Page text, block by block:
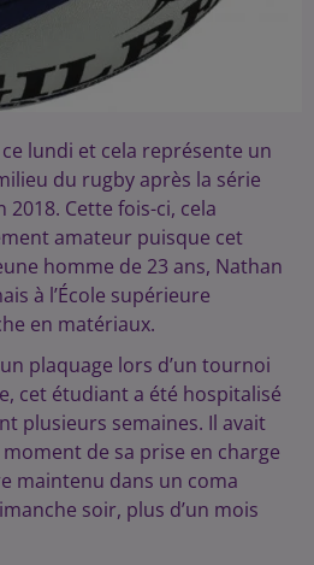
lundi et cela représente un
du rugby après la série
2018. Cette fois-ci, cela
amateur puisque cet
homme de 23 ans, Nathan
à l’École supérieure
en matériaux.
plaquage lors d’un tournoi
cet étudiant a été hospitalisé
plusieurs semaines. Il avait
de sa prise en charge
maintenu dans un coma
soir, plus d’un mois